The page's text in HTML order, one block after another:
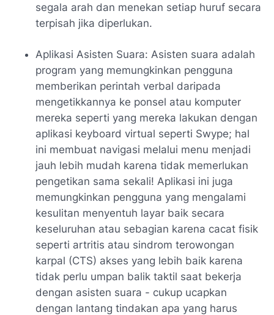
segala arah dan menekan setiap huruf secara
terpisah jika diperlukan.
Aplikasi Asisten Suara: Asisten suara adalah
program yang memungkinkan pengguna
memberikan perintah verbal daripada
mengetikkannya ke ponsel atau komputer
mereka seperti yang mereka lakukan dengan
aplikasi keyboard virtual seperti Swype; hal
ini membuat navigasi melalui menu menjadi
jauh lebih mudah karena tidak memerlukan
pengetikan sama sekali! Aplikasi ini juga
memungkinkan pengguna yang mengalami
kesulitan menyentuh layar baik secara
keseluruhan atau sebagian karena cacat fisik
seperti artritis atau sindrom terowongan
karpal (CTS) akses yang lebih baik karena
tidak perlu umpan balik taktil saat bekerja
dengan asisten suara - cukup ucapkan
dengan lantang tindakan apa yang harus